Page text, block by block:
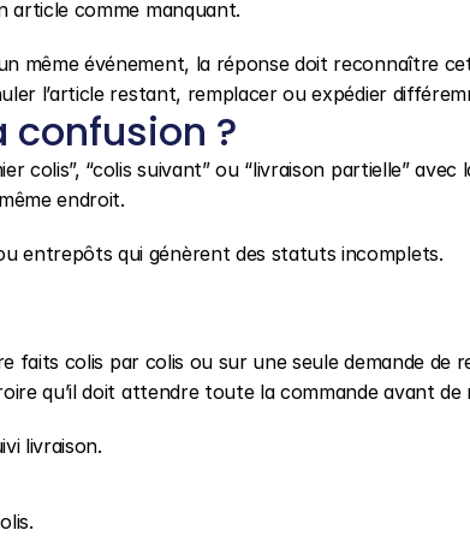
article comme manquant.
même événement, la réponse doit reconnaître
l’article restant, remplacer ou expédier
?
colis”, “colis suivant” ou “livraison partielle” avec
endroit.
entrepôts qui génèrent des statuts incomplets.
faits colis par colis ou sur une seule demande de
qu’il doit attendre toute la commande avant
livraison.